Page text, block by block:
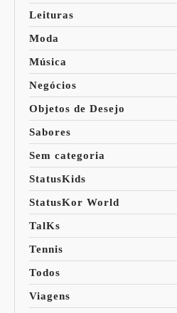
Leituras
Moda
Música
Negócios
Objetos de Desejo
Sabores
Sem categoria
StatusKids
StatusKor World
TalKs
Tennis
Todos
Viagens